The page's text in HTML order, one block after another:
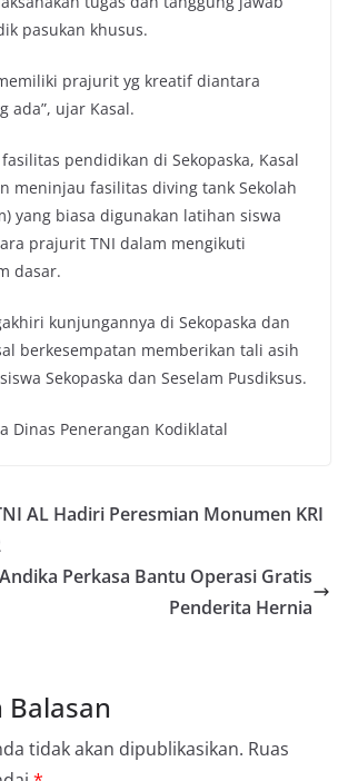
pasukan khusus.
prajurit yg kreatif diantara
ada”, ujar Kasal.
pendidikan di Sekopaska, Kasal
meninjau fasilitas diving tank Sekolah
yang biasa digunakan latihan siswa
prajurit TNI dalam mengikuti
dasar.
kunjungannya di Sekopaska dan
berkesempatan memberikan tali asih
Sekopaska dan Seselam Pusdiksus.
Dinas Penerangan Kodiklatal
AL Hadiri Peresmian Monumen KRI
Perkasa Bantu Operasi Gratis
Penderita Hernia
Balasan
tidak akan dipublikasikan. Ruas